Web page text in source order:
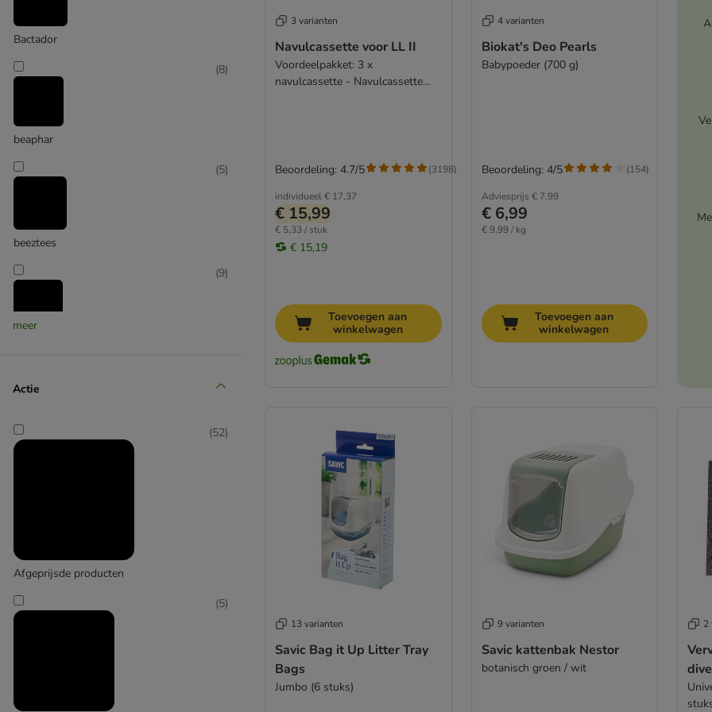
Bactador
beaphar
(8)
beeztees
(5)
(9)
Catit
meer
Actie
Afgeprijsde producten
(52)
(5)
3 varianten
Navulcassette voor LL II
Voordeelpakket: 3 x
navulcassette - Navulcassette
individueel€ 17,37
€ 15,99
€ 5,33 / stuk
€ 15,19
Beoordeling: 4.7/5 (3198)
Toevoegen aan
winkelwagen
4 varianten
Biokat's Deo Pearls
Babypoeder (700 g)
Adviesprijs € 7,99
€ 6,99
€ 9,99 / kg
Beoordeling: 4/5 (154)
Toevoegen aan
winkelwagen
13 varianten
Savic Bag it Up Litter Tray
Bags
Jumbo (6 stuks)
9 varianten
Savic kattenbak Nestor
botanisch groen / wit
2